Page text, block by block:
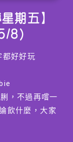
期五】
8)
都好好玩
，不過再嚐一
飲什麼，大家